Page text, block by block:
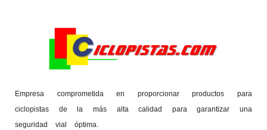
Empresa comprometida en proporcionar productos para
ciclopistas de la más alta calidad para garantizar una
seguridad vial óptima.